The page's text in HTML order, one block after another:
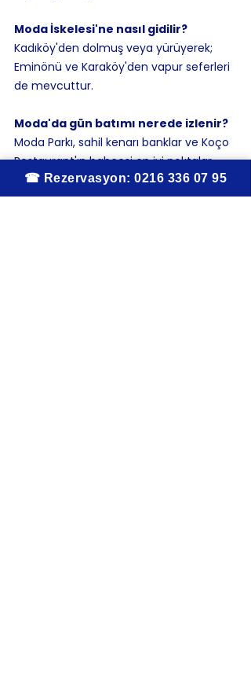
Moda İskelesi'ne nasıl gidilir?
Kadıköy'den dolmuş veya yürüyerek;
Eminönü ve Karaköy'den vapur seferleri
de mevcuttur.
Moda'da gün batımı nerede izlenir?
Moda Parkı, sahil kenarı banklar ve Koço
Restaurant'ın bahçesi en iyi noktalar
arasındadır.